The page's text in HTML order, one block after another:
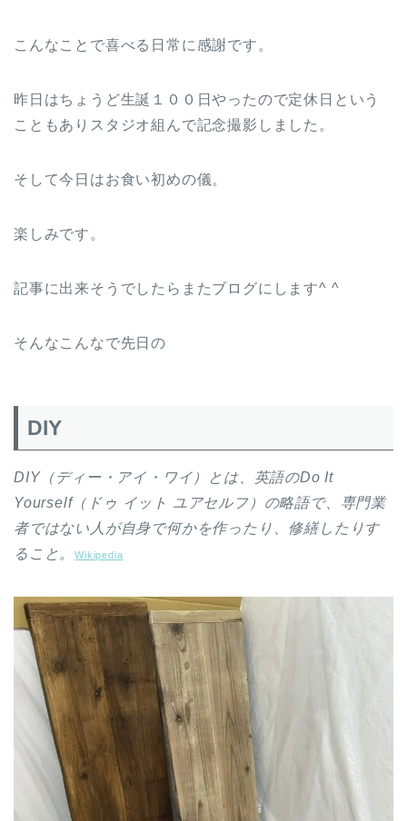
こんなことで喜べる日常に感謝です。
昨日はちょうど生誕１００日やったので定休日という
こともありスタジオ組んで記念撮影しました。
そして今日はお食い初めの儀。
楽しみです。
記事に出来そうでしたらまたブログにします^ ^
そんなこんなで先日の
DIY
DIY（ディー・アイ・ワイ）とは、英語のDo It
Yourself（ドゥ イット ユアセルフ）の略語で、専門業
者ではない人が自身で何かを作ったり、修繕したりす
ること。Wikipedia